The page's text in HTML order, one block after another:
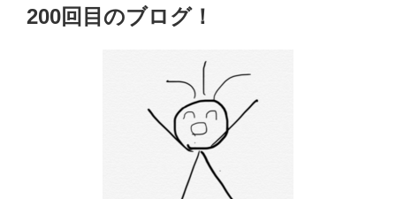
稿
日:
200回目のブログ！